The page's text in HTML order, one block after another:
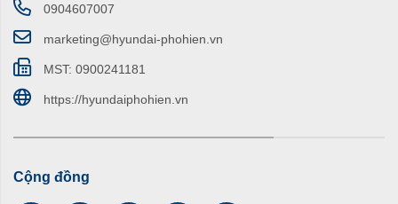
0904607007
marketing@hyundai-phohien.vn
MST: 0900241181
https://hyundaiphohien.vn
Cộng đồng